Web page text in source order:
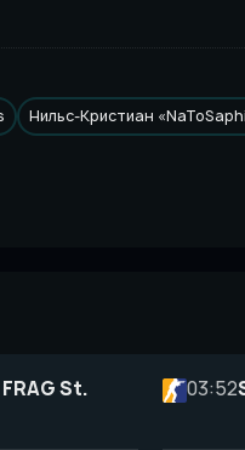
Нильс-Кристиан
St.
03:52